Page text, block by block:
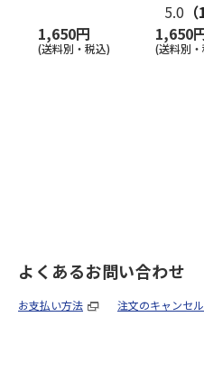
1,650円
(送料別・税込)
5.0
1,650
(送料別
よくあるお問い合わせ
お支払い方法 注文のキャンセ